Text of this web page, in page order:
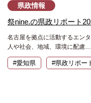
県政情報
祭nine.の県政リポート
名古屋を拠点に活動するエン
人や社会、地域、環境に配慮…
#愛知県 #県政リポー